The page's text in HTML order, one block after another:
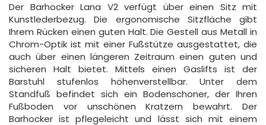
Der Barhocker Lana V2 verfügt über einen Sitz mit
Kunstlederbezug. Die ergonomische Sitzfläche gibt
Ihrem Rücken einen guten Halt. Die Gestell aus Metall in
Chrom-Optik ist mit einer Fußstütze ausgestattet, die
auch über einen längeren Zeitraum einen guten und
sicheren Halt bietet. Mittels einen Gaslifts ist der
Barstuhl stufenlos höhenverstellbar. Unter dem
Standfuß befindet sich ein Bodenschoner, der Ihren
Fußboden vor unschönen Kratzern bewahrt. Der
Barhocker ist pflegeleicht und lässt sich mit einem